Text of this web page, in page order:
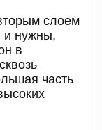
слоем
и нужны,
в
часть